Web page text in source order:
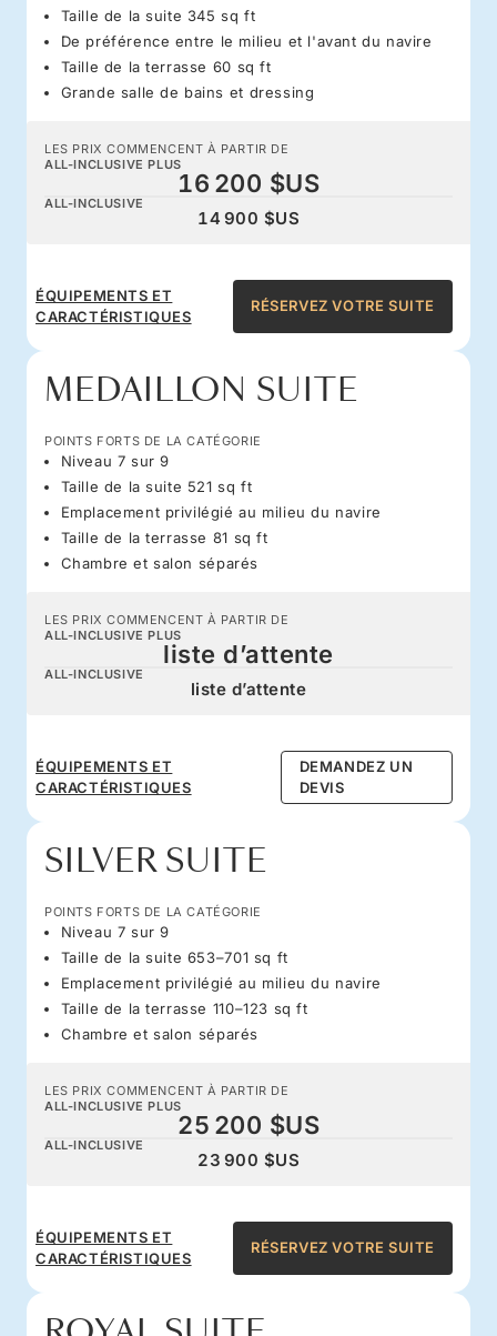
Taille de la suite 345 sq ft
De préférence entre le milieu et l'avant du navire
Taille de la terrasse 60 sq ft
Grande salle de bains et dressing
LES PRIX COMMENCENT À PARTIR DE
ALL-INCLUSIVE PLUS
16 200 $US
ALL-INCLUSIVE
14 900 $US
ÉQUIPEMENTS ET
CARACTÉRISTIQUES
RÉSERVEZ VOTRE SUITE
MEDAILLON SUITE
POINTS FORTS DE LA CATÉGORIE
Niveau 7 sur 9
Taille de la suite 521 sq ft
Emplacement privilégié au milieu du navire
Taille de la terrasse 81 sq ft
Chambre et salon séparés
LES PRIX COMMENCENT À PARTIR DE
ALL-INCLUSIVE PLUS
liste d’attente
ALL-INCLUSIVE
liste d’attente
ÉQUIPEMENTS ET
CARACTÉRISTIQUES
DEMANDEZ UN
DEVIS
SILVER SUITE
POINTS FORTS DE LA CATÉGORIE
Niveau 7 sur 9
Taille de la suite 653–701 sq ft
Emplacement privilégié au milieu du navire
Taille de la terrasse 110–123 sq ft
Chambre et salon séparés
LES PRIX COMMENCENT À PARTIR DE
ALL-INCLUSIVE PLUS
25 200 $US
ALL-INCLUSIVE
23 900 $US
ÉQUIPEMENTS ET
CARACTÉRISTIQUES
RÉSERVEZ VOTRE SUITE